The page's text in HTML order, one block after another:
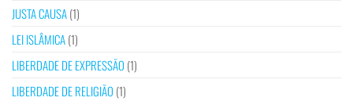
JUSTA CAUSA(1)
LEI ISLÂMICA(1)
LIBERDADE DE EXPRESSÃO (1)
LIBERDADE DE RELIGIÃO (1)